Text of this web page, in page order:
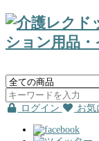
ログイン お気